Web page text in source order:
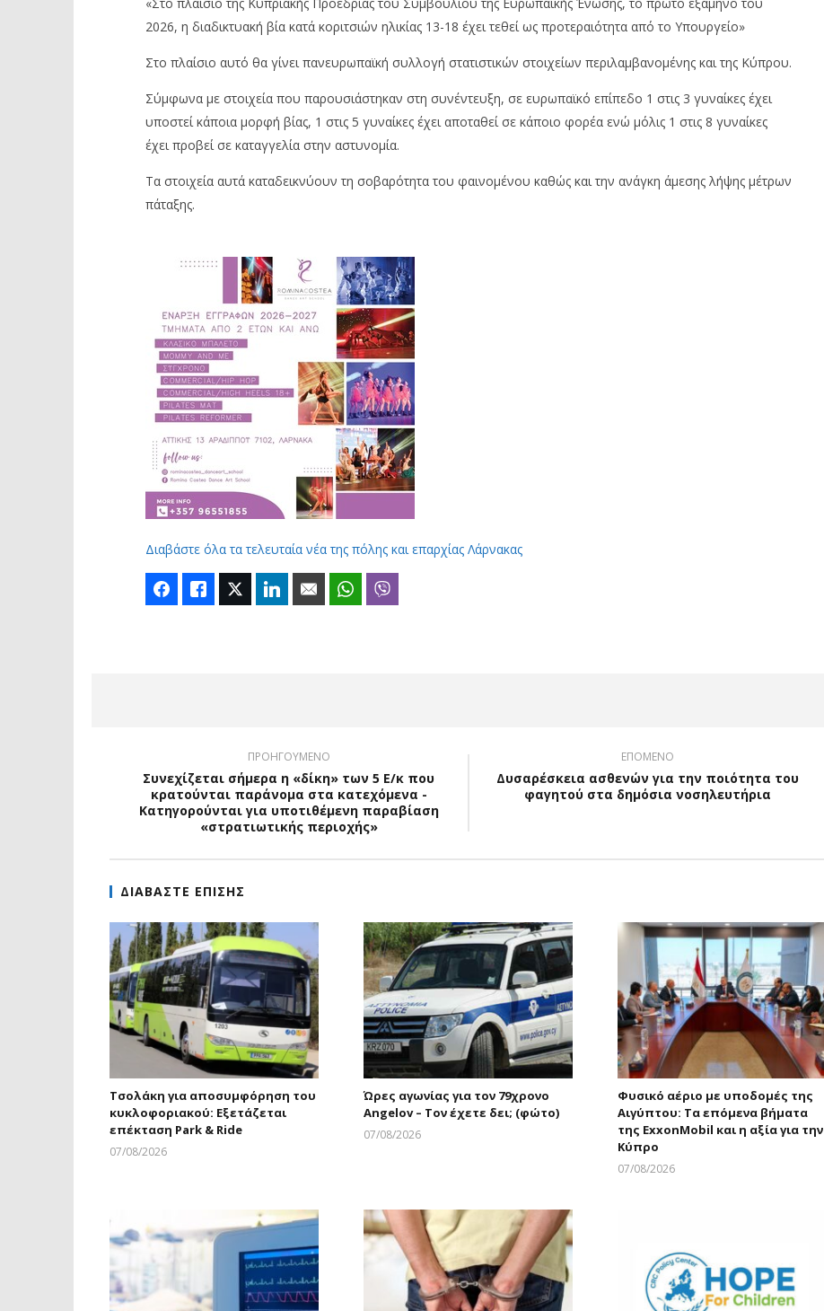
«Στο πλαίσιο της Κυπριακής Προεδρίας του Συμβουλίου της Ευρωπαϊκής Ένωσης, το πρώτο εξάμηνο του
2026, η διαδικτυακή βία κατά κοριτσιών ηλικίας 13-18 έχει τεθεί ως προτεραιότητα από το Υπουργείο»
Στο πλαίσιο αυτό θα γίνει πανευρωπαϊκή συλλογή στατιστικών στοιχείων περιλαμβανομένης και της Κύπρου.
Σύμφωνα με στοιχεία που παρουσιάστηκαν στη συνέντευξη, σε ευρωπαϊκό επίπεδο 1 στις 3 γυναίκες έχει
υποστεί κάποια μορφή βίας, 1 στις 5 γυναίκες έχει αποταθεί σε κάποιο φορέα ενώ μόλις 1 στις 8 γυναίκες
έχει προβεί σε καταγγελία στην αστυνομία.
Τα στοιχεία αυτά καταδεικνύουν τη σοβαρότητα του φαινομένου καθώς και την ανάγκη άμεσης λήψης μέτρων
πάταξης.
Διαβάστε όλα τα τελευταία νέα της πόλης και επαρχίας Λάρνακας
FacebookLike Twitter LinkedIn Email WhatsApp
ΠΡΟΗΓΟΥΜΕΝΟ
Συνεχίζεται σήμερα η «δίκη» των 5 Ε/κ που
κρατούνται παράνομα στα κατεχόμενα -
Κατηγορούνται για υποτιθέμενη παραβίαση
«στρατιωτικής περιοχής»
ΕΠΟΜΕΝΟ
Δυσαρέσκεια ασθενών για την ποιότητα του
φαγητού στα δημόσια νοσηλευτήρια
ΔΙΑΒΑΣΤΕ ΕΠΙΣΗΣ
Τσολάκη για αποσυμφόρηση του
κυκλοφοριακού: Εξετάζεται
επέκταση Park & Ride
07/08/2026
Ώρες αγωνίας για τον 79χρονο
Angelov – Τον έχετε δει; (φώτο)
07/08/2026
Φυσικό αέριο με υποδομές της
Αιγύπτου: Τα επόμενα βήματα
της ExxonMobil και η αξία για την
Κύπρο
07/08/2026